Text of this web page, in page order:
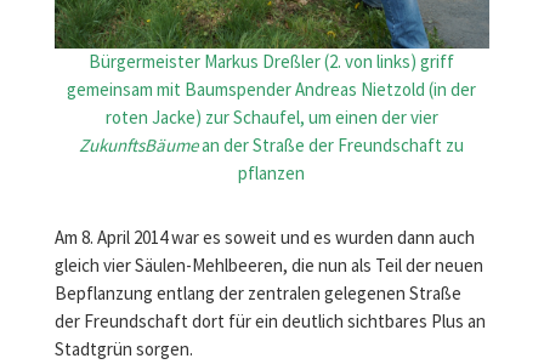
Bürgermeister Markus Dreßler (2. von links) griff
gemeinsam mit Baumspender Andreas Nietzold (in der
roten Jacke) zur Schaufel, um einen der vier
ZukunftsBäumean der Straße der Freundschaft zu
pflanzen
Am 8. April 2014 war es soweit und es wurden dann auch
gleich vier Säulen-Mehlbeeren, die nun als Teil der neuen
Bepflanzung entlang der zentralen gelegenen Straße
der Freundschaft dort für ein deutlich sichtbares Plus an
Stadtgrün sorgen.